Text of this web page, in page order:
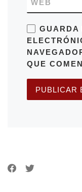
WEB
GUARDA
QUE